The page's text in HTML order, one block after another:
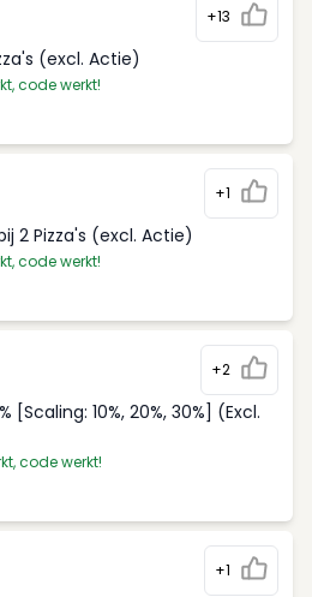
+13
(excl. Actie)
code werkt!
+1
2 Pizza's (excl. Actie)
code werkt!
+2
10%, 20%, 30%] (Excl.
code werkt!
+1